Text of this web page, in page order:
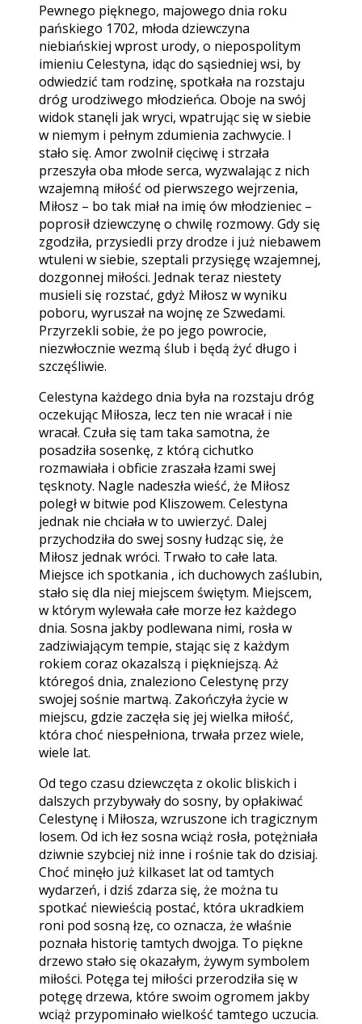
Pewnego pięknego, majowego dnia roku
pańskiego 1702, młoda dziewczyna
niebiańskiej wprost urody, o niepospolitym
imieniu Celestyna, idąc do sąsiedniej wsi, by
odwiedzić tam rodzinę, spotkała na rozstaju
dróg urodziwego młodzieńca. Oboje na swój
widok stanęli jak wryci, wpatrując się w siebie
w niemym i pełnym zdumienia zachwycie. I
stało się. Amor zwolnił cięciwę i strzała
przeszyła oba młode serca, wyzwalając z nich
wzajemną miłość od pierwszego wejrzenia,
Miłosz – bo tak miał na imię ów młodzieniec –
poprosił dziewczynę o chwilę rozmowy. Gdy się
zgodziła, przysiedli przy drodze i już niebawem
wtuleni w siebie, szeptali przysięgę wzajemnej,
dozgonnej miłości. Jednak teraz niestety
musieli się rozstać, gdyż Miłosz w wyniku
poboru, wyruszał na wojnę ze Szwedami.
Przyrzekli sobie, że po jego powrocie,
niezwłocznie wezmą ślub i będą żyć długo i
szczęśliwie.
Celestyna każdego dnia była na rozstaju dróg
oczekując Miłosza, lecz ten nie wracał i nie
wracał. Czuła się tam taka samotna, że
posadziła sosenkę, z którą cichutko
rozmawiała i obficie zraszała łzami swej
tęsknoty. Nagle nadeszła wieść, że Miłosz
poległ w bitwie pod Kliszowem. Celestyna
jednak nie chciała w to uwierzyć. Dalej
przychodziła do swej sosny łudząc się, że
Miłosz jednak wróci. Trwało to całe lata.
Miejsce ich spotkania , ich duchowych zaślubin,
stało się dla niej miejscem świętym. Miejscem,
w którym wylewała całe morze łez każdego
dnia. Sosna jakby podlewana nimi, rosła w
zadziwiającym tempie, stając się z każdym
rokiem coraz okazalszą i piękniejszą. Aż
któregoś dnia, znaleziono Celestynę przy
swojej sośnie martwą. Zakończyła życie w
miejscu, gdzie zaczęła się jej wielka miłość,
która choć niespełniona, trwała przez wiele,
wiele lat.
Od tego czasu dziewczęta z okolic bliskich i
dalszych przybywały do sosny, by opłakiwać
Celestynę i Miłosza, wzruszone ich tragicznym
losem. Od ich łez sosna wciąż rosła, potężniała
dziwnie szybciej niż inne i rośnie tak do dzisiaj.
Choć minęło już kilkaset lat od tamtych
wydarzeń, i dziś zdarza się, że można tu
spotkać niewieścią postać, która ukradkiem
roni pod sosną łzę, co oznacza, że właśnie
poznała historię tamtych dwojga. To piękne
drzewo stało się okazałym, żywym symbolem
miłości. Potęga tej miłości przerodziła się w
potęgę drzewa, które swoim ogromem jakby
wciąż przypominało wielkość tamtego uczucia.